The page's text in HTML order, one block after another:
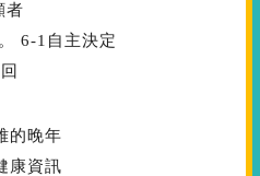
者
6-1自主決定
的晚年
康資訊